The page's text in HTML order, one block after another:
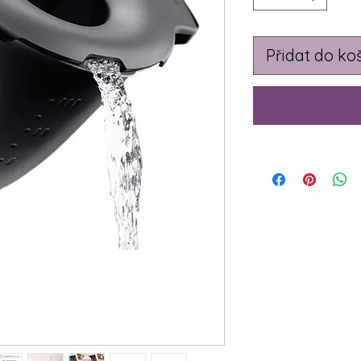
Přidat do